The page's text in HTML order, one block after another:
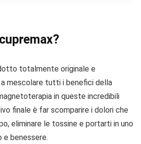
totalmente originale e
mescolare tutti i benefici della
in queste incredibili
finale è far scomparire i dolori che
eliminare le tossine e portarti in uno
e benessere.